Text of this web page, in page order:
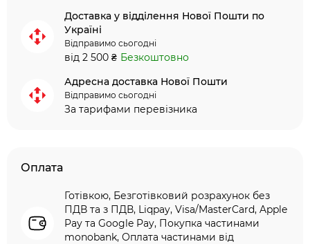
Доставка у відділення Нової Пошти по
Україні
Відправимо сьогодні
від 2 500 ₴ Безкоштовно
Адресна доставка Нової Пошти
Відправимо сьогодні
За тарифами перевізника
Оплата
Готівкою, Безготівковий розрахунок без
ПДВ та з ПДВ, Liqpay, Visa/MasterCard, Apple
Pay та Google Pay, Покупка частинами
monobank, Оплата частинами від